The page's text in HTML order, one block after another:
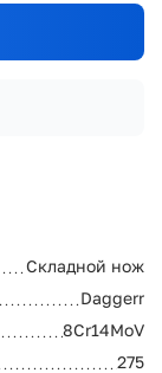
Складной нож
Daggerr
8Cr14MoV
275